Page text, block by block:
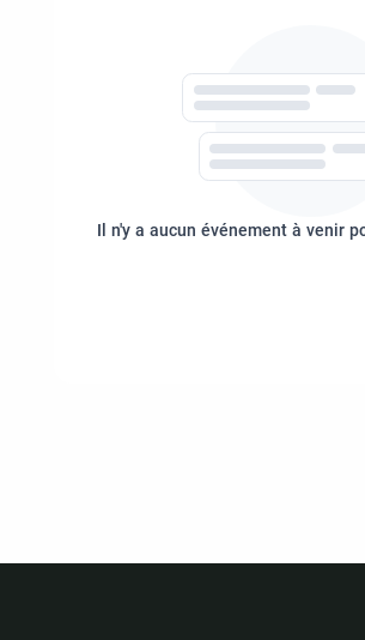
Il n'y a aucun événement à venir